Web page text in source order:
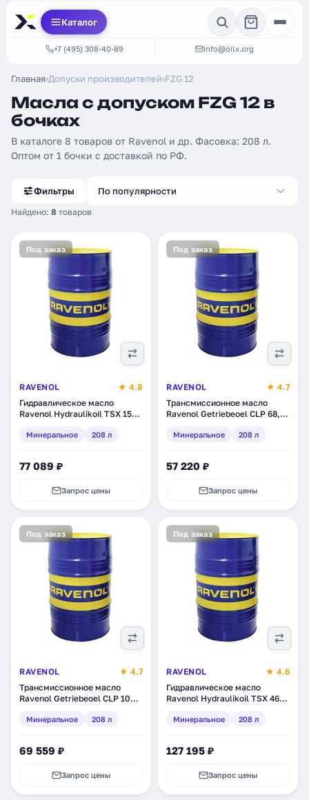
Каталог
+7 (495) 308-40-89 info@oilx.org
Главная›Допуски производителей›FZG 12
Масла с допуском FZG 12 в
бочках
В каталоге 8 товаров от Ravenol и др. Фасовка: 208 л.
Оптом от 1 бочки с доставкой по РФ.
Фильтры
Найдено: 8 товаров
По популярности
Под заказ
RAVENOL
★ 4.8
Гидравлическое масло
Ravenol Hydraulikoil TSX 15
(1323202-208)
Минеральное 208 л
77 089 ₽
Запрос цены
Под заказ
RAVENOL
★ 4.7
Трансмиссионное масло
Ravenol Getriebeoel CLP 68,
208)
Минеральное 208 л
57 220 ₽
Запрос цены
Под заказ
RAVENOL
★ 4.7
Трансмиссионное масло
Ravenol Getriebeoel CLP 100,
208)
Минеральное 208 л
69 559 ₽
Запрос цены
Под заказ
RAVENOL
★ 4.6
Гидравлическое масло
Ravenol Hydraulikoil TSX 46,
208)
Минеральное 208 л
127 195 ₽
Запрос цены